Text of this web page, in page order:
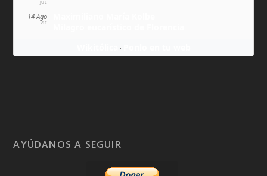
JUE
14 Ago
VIE
·
AYÚDANOS A SEGUIR